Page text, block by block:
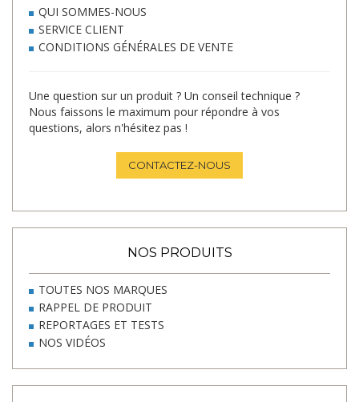
QUI SOMMES-NOUS
SERVICE CLIENT
CONDITIONS GÉNÉRALES DE VENTE
Une question sur un produit ? Un conseil technique ?
Nous faissons le maximum pour répondre à vos
questions, alors n'hésitez pas !
CONTACTEZ-NOUS
NOS PRODUITS
TOUTES NOS MARQUES
RAPPEL DE PRODUIT
REPORTAGES ET TESTS
NOS VIDÉOS